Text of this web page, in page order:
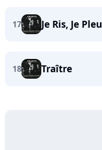
17 Je Ris, Je
18 Traître